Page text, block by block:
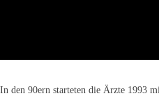
In den 90ern starteten die Ärzte 1993